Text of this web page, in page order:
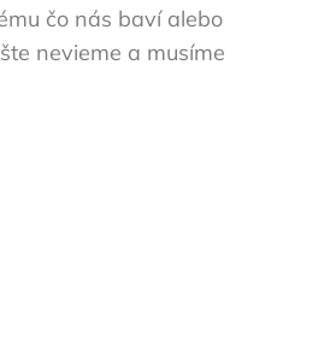
čo nás baví alebo
nevieme a musíme